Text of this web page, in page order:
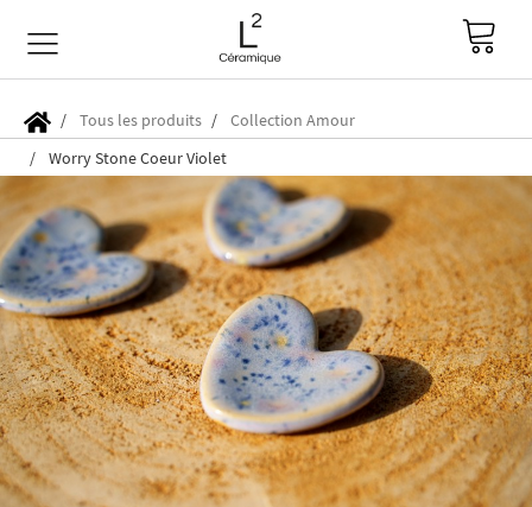
Tous les produits
Collection Amour
Worry Stone Coeur Violet